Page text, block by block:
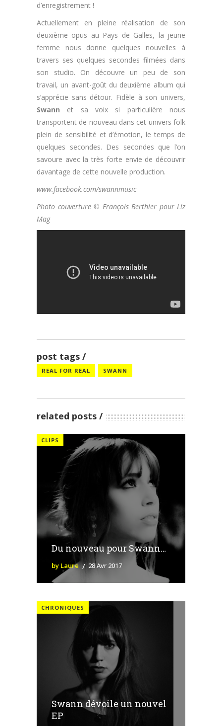
d’enregistrement !
Actuellement en pleine réalisation de son
deuxième opus au Pays de Galles, la jeune
femme nous donne quelques nouvelles à
travers ses quelques secondes filmées dans
son studio. On découvre un peu de son
travail, un avant-goût du deuxième album qui
s’apprécie sans détour. Fidèle à son univers,
Swann et sa voix si particulière nous
transportent de nouveau dans cet univers folk
plein de sensibilité et d’émotion, le temps de
quelques secondes. Des secondes que l’on
savoure avec la très forte envie de découvrir
davantage de cette nouvelle production.
www.facebook.com/swannmusic
Photo couverture © François Berthier pour Liz
Mag
post tags
REAL FOR REAL SWANN
related posts
CLIPS
Du nouveau pour Swann…
by Laure 28 Avr 2017
CHRONIQUES
Swann dévoile un nouvel
EP